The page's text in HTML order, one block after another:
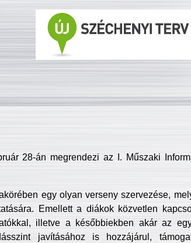
28-án megrendezi az I. Műszaki
egy olyan verseny szervezése,
Emellett a diákok közvetlen
illetve a későbbiekben akár az
javításához is hozzájárul,